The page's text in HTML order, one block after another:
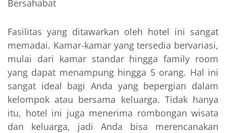
Fasilitas yang ditawarkan oleh hotel ini sangat
memadai. Kamar-kamar yang tersedia bervariasi,
mulai dari kamar standar hingga family room
yang dapat menampung hingga 5 orang. Hal ini
sangat ideal bagi Anda yang bepergian dalam
kelompok atau bersama keluarga. Tidak hanya
itu, hotel ini juga menerima rombongan wisata
dan keluarga, jadi Anda bisa merencanakan